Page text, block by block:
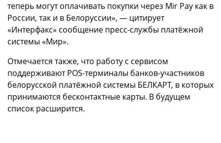
теперь могут оплачивать покупки через Mir Pay как в
России, так и в Белоруссии», — цитирует
«Интерфакс» сообщение пресс-службы платёжной
системы «Мир».
Отмечается также, что работу с сервисом
поддерживают POS-терминалы банков-участников
белорусской платёжной системы БЕЛКАРТ, в которых
принимаются бесконтактные карты. В будущем
список расширится.